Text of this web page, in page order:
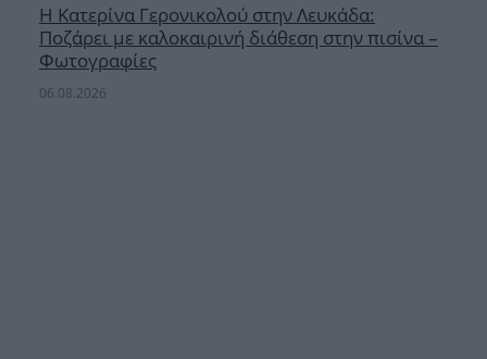
Η Κατερίνα Γερονικολού στην Λευκάδα:
Ποζάρει με καλοκαιρινή διάθεση στην πισίνα –
Φωτογραφίες
06.08.2026